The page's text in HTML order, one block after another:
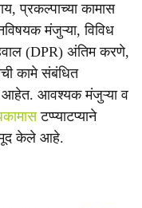
प्रकल्पाच्या कामास
मंजुऱ्या, विविध
(DPR) अंतिम करणे,
कामे संबंधित
आहेत. आवश्यक मंजुऱ्या व
टप्प्याटप्याने
केले आहे.